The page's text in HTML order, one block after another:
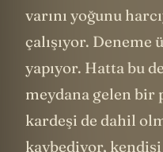
varını yoğunu
çalışıyor. Deneme
yapıyor. Hatta bu
meydana gelen bir
kardeşi de dahil
kaybediyor,